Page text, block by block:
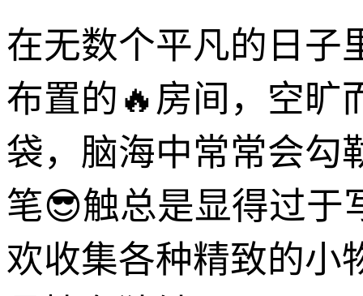
在无数个平凡的日子
布置的🔥房间，空旷
袋，脑海中常常会勾
笔😎触总是显得过于
欢收集各种精致的小